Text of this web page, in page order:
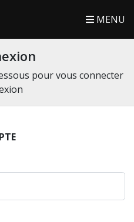
MENU
pour vous connecter